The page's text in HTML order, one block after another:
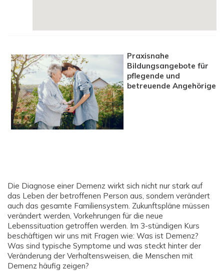
Praxisnahe
Bildungsangebote für
pflegende und
betreuende Angehörige
Die Diagnose einer Demenz wirkt sich nicht nur stark auf
das Leben der betroffenen Person aus, sondern verändert
auch das gesamte Familiensystem. Zukunftspläne müssen
verändert werden, Vorkehrungen für die neue
Lebenssituation getroffen werden. Im 3-stündigen Kurs
beschäftigen wir uns mit Fragen wie: Was ist Demenz?
Was sind typische Symptome und was steckt hinter der
Veränderung der Verhaltensweisen, die Menschen mit
Demenz häufig zeigen?